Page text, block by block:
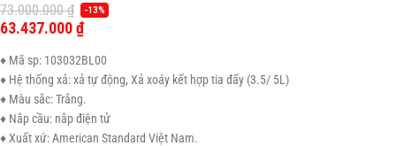
73.000.000₫ -13%
63.437.000₫
♦ Mã sp: 103032BL00
♦ Hệ thống xả: xả tự động, Xả xoáy kết hợp tia đẩy (3.5/ 5L)
♦ Màu sắc: Trắng.
♦ Nắp cầu: nắp điện tử
♦ Xuất xứ: American Standard Việt Nam.